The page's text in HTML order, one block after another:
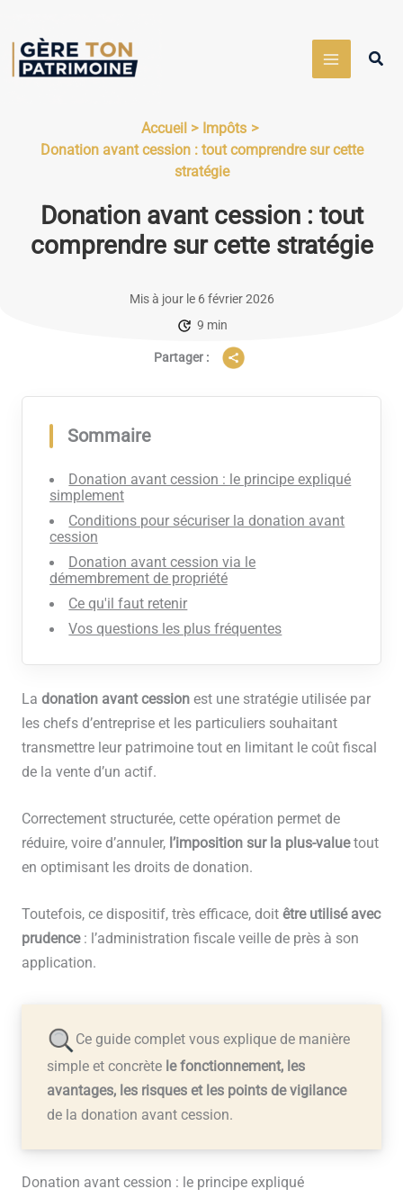
contenu
Accueil
Impôts
Donation avant cession : tout comprendre sur cette
stratégie
Donation avant cession : tout
comprendre sur cette stratégie
Mis à jour le 6 février 2026
9 min
Partager :
Sommaire
Donation avant cession : le principe expliqué
simplement
Conditions pour sécuriser la donation avant
cession
Donation avant cession via le
démembrement de propriété
Ce qu'il faut retenir
Vos questions les plus fréquentes
La donation avant cessionest une stratégie utilisée par
les chefs d’entreprise et les particuliers souhaitant
transmettre leur patrimoine tout en limitant le coût fiscal
de la vente d’un actif.
Correctement structurée, cette opération permet de
réduire, voire d’annuler, l’imposition sur la plus-valuetout
en optimisant les droits de donation.
Toutefois, ce dispositif, très efficace, doit être utilisé avec
prudence: l’administration fiscale veille de près à son
application.
Ce guide complet vous explique de manière
simple et concrète le fonctionnement, les
avantages, les risques et les points de vigilance
de la donation avant cession.
Donation avant cession : le principe expliqué